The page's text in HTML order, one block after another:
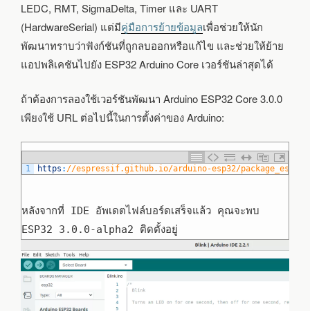
LEDC, RMT, SigmaDelta, Timer และ UART
(HardwareSerial) แต่มีคู่มือการย้ายข้อมูลเพื่อช่วยให้นัก
พัฒนาทราบว่าฟังก์ชันที่ถูกลบออกหรือแก้ไข และช่วยให้ย้าย
แอปพลิเคชันไปยัง ESP32 Arduino Core เวอร์ชันล่าสุดได้
ถ้าต้องการลองใช้เวอร์ชันพัฒนา Arduino ESP32 Core 3.0.0
เพียงใช้ URL ต่อไปนี้ในการตั้งค่าของ Arduino:
1 https : //espressif.github.io/arduino-esp32/
หลังจากที่ IDE อัพเดตไฟล์บอร์ดเสร็จแล้ว คุณจะพบ
ESP32 3.0.0-alpha2 ติดตั้งอยู่